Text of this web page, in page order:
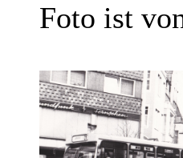
Foto ist